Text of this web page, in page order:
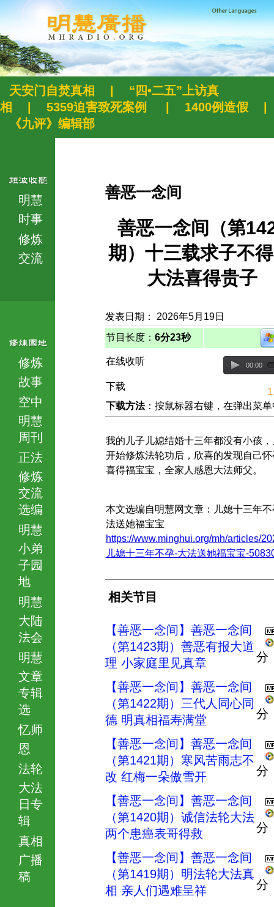
天安门自焚真相
“四•二五”上访真
相
5359迫害致死案例 1400例造假
《九评》编辑部
明慧
时事
修炼
交流
修炼
故事
空中
明慧
周刊
正法
修炼
交流
选编
明慧
小弟
子园
地
明慧
大陆
法会
明慧
文章
专辑
选
忆师
恩
法轮
大法
日专
辑
真相
广播
稿
善恶一念间
善恶一念间（第
期）十三载求子不
大法喜得贵子
发表日期： 2026年5月19日
节目长度： 6分23秒
在线收听 00:00
下载
下载方法：按鼠标器右键，在弹出菜
我的儿子儿媳结婚十三年都没有小孩
开始修炼法轮功后，欣喜的发现自己
喜得福宝宝，全家人感恩大法师父。
本文选编自明慧网文章：儿媳十三年
法送她福宝宝
https://www.minghui.org/mh/articles/
儿媳十三年不孕-大法送她福宝宝-
相关节目
【善恶一念间】善恶一念间
（第1423期）善恶有报大道
理 小家庭里见真章
分
【善恶一念间】善恶一念间
（第1422期）三代人同心同
德 明真相福寿满堂
分
【善恶一念间】善恶一念间
（第1421期）寒风苦雨志不
改 红梅一朵傲雪开
分
【善恶一念间】善恶一念间
（第1420期）诚信法轮大法
两个患癌表哥得救
分
【善恶一念间】善恶一念间
（第1419期）明法轮大法真
相 亲人们遇难呈祥
分